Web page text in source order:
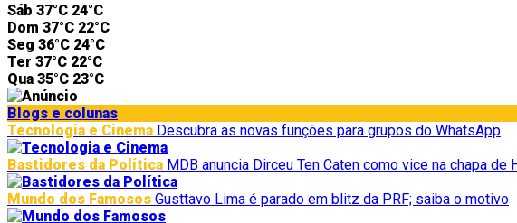
Sáb 37°C 24°C
Dom 37°C 22°C
Seg 36°C 24°C
Ter 37°C 22°C
Qua 35°C 23°C
Blogs e colunas
Tecnologia e Cinema Descubra as novas funções para grupos do WhatsApp
Bastidores da Política MDB anuncia Dirceu Ten Caten como vice na chapa de
Mundo dos Famosos Gusttavo Lima é parado em blitz da PRF; saiba o motivo